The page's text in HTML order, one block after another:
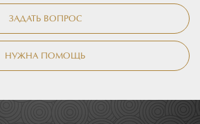
ЗАДАТЬ ВОПРОС
НУЖНА ПОМОЩЬ